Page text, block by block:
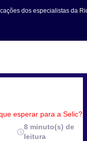
dos especialistas da
esperar para a Selic?
8 minuto(s) de
leitura